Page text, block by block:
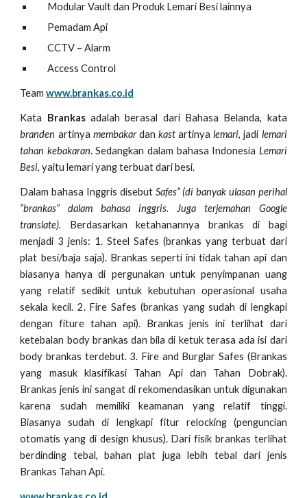
Modular Vault dan Produk Lemari Besi lainnya
Pemadam Api
CCTV – Alarm
Access Control
Teamwww.brankas.co.id
Kata Brankasadalah berasal dari Bahasa Belanda, kata
branden artinya membakardankast artinyalemari, jadi lemari
tahan kebakaran. Sedangkan dalam bahasa Indonesia Lemari
Besi, yaitu lemari yang terbuat dari besi.
Dalam bahasa Inggris disebut Safes” (di banyak ulasan perihal
“brankas” dalam bahasa inggris. Juga terjemahan Google
translate). Berdasarkan ketahanannya brankas di bagi
menjadi 3 jenis: 1. Steel Safes (brankas yang terbuat dari
plat besi/baja saja). Brankas seperti ini tidak tahan api dan
biasanya hanya di pergunakan untuk penyimpanan uang
yang relatif sedikit untuk kebutuhan operasional usaha
sekala kecil. 2. Fire Safes (brankas yang sudah di lengkapi
dengan fiture tahan api). Brankas jenis ini terlihat dari
ketebalan body brankas dan bila di ketuk terasa ada isi dari
body brankas terdebut. 3. Fire and Burglar Safes (Brankas
yang masuk klasifikasi Tahan Api dan Tahan Dobrak).
Brankas jenis ini sangat di rekomendasikan untuk digunakan
karena sudah memiliki keamanan yang relatif tinggi.
Biasanya sudah di lengkapi fitur relocking (penguncian
otomatis yang di design khusus). Dari fisik brankas terlihat
berdinding tebal, bahan plat juga lebih tebal dari jenis
Brankas Tahan Api.